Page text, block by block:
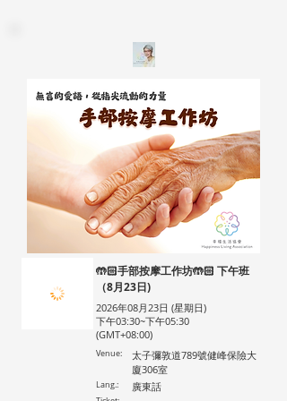
🤲🏻手部按摩工作坊🤲🏻 下午班
（8月23日)
2026年08月23日 (星期日)
下午03:30~下午05:30
(GMT+08:00)
Venue:
太子彌敦道789號健峰保險大
廈306室
Lang.: 廣東話